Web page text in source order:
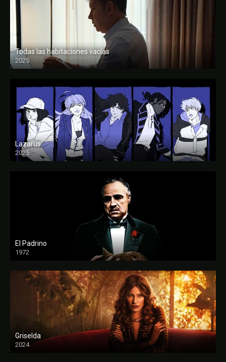
Todas las habitaciones vacías
2025
FULL HD
Lazarus
2025
El Padrino
1972
FULL HD
Griselda
2024